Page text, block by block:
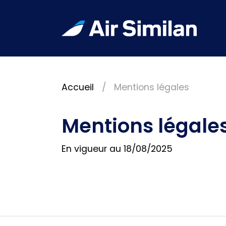
Accueil Mentions légales
Mentions
En vigueur au 18/08/2025